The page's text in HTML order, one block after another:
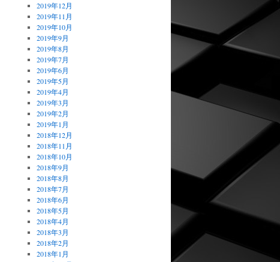
2019年12月
2019年11月
2019年10月
2019年9月
2019年8月
2019年7月
2019年6月
2019年5月
2019年4月
2019年3月
2019年2月
2019年1月
2018年12月
2018年11月
2018年10月
2018年9月
2018年8月
2018年7月
2018年6月
2018年5月
2018年4月
2018年3月
2018年2月
2018年1月